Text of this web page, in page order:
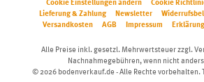
Cookie Einstellungen ändern
Cookie
Lieferung & Zahlung
Newsletter
Versandkosten
AGB Impressum
Alle Preise inkl. gesetzl. Mehrwertsteuer zzgl.
Nachnahmegebühren, wenn nicht
© 2026 bodenverkauf.de - Alle Rechte vorbehalten.